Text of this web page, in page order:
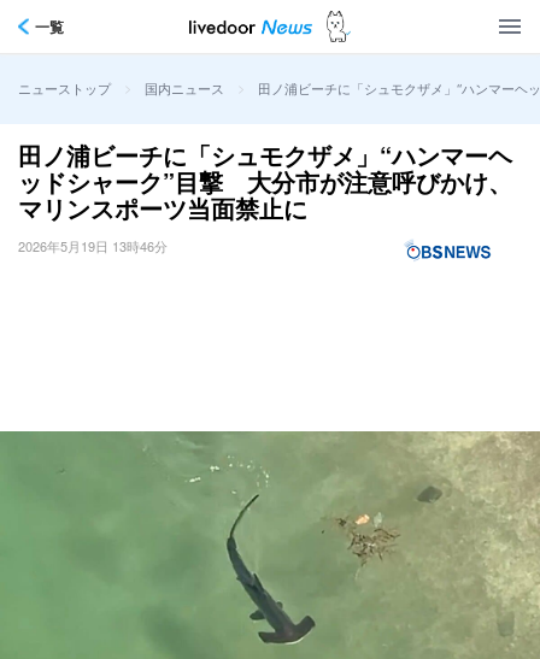
一覧
ニューストップ > 国内ニュース > 田ノ浦ビーチに「シュモクザメ」“ハンマー
田ノ浦ビーチに「シュモクザメ」“ハンマーヘ
ッドシャーク”目撃 大分市が注意呼びかけ、
マリンスポーツ当面禁止に
2026年5月19日 13時46分